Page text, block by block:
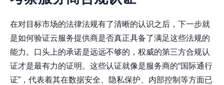
在对目标市场的法律法规有了清晰的认识之后，下一步就
是如何验证云服务提供商是否真正具备了满足这些法规的
能力。口头上的承诺是远远不够的，权威的第三方合规认
证才是最有力的证明。这些认证就像是服务商的“国际通行
证”，代表着其在数据安全、隐私保护、内部控制等方面已